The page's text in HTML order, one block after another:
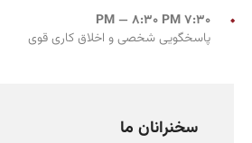
7:30 PM — 8:30 PM
پاسخگویی شخصی و اخلاق کاری قوی
سخنرانان ما